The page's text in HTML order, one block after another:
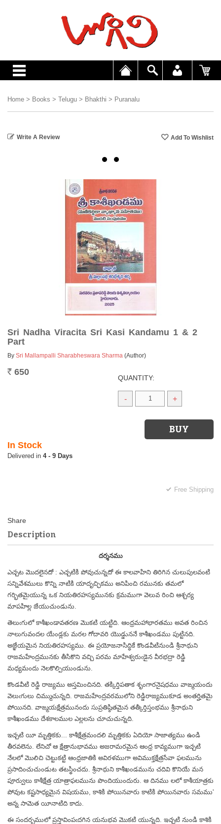
Home > Books > Telugu > Bhakthi > Puranalu
Write A Review
Sri Nadha Viracita Sri Kasi Kandamu 1 & 2
Part
By Sri Mallampalli Sharabheswara Sharma (Author)
Rs. 650
QUANTITY:
- +
In Stock
4 - 9 Days
Free Shipping
Description
దర్శనము
ఎచ్చట మొదలైనదో : ఎచ్చటికి పోవుచున్నదో ఈ కాలవాహిని తిరిగిన చులుపులవంటి
సన్నివేశములు కొన్ని నాటికి యాదృచ్ఛికము అనిపించి రమునకు తమలో
గర్భితమైయున్న ఒక నియతిరహస్యమునకు క్రమముగా వెలువ రించి ఆశ్చర్య
మాపహిల్ల జేయుచుండును.
తెలుఁగులో కాశీఖండావతరణ మొకటి యట్టిది. ఆంధ్రమహాభారతము అవత రించిన
నాలుగువందల యేండ్లకు మరల గోదావరి యొడ్డుననే కాశీఖండము పుట్టినది.
అజ్ఞేయమైన నియతిరహస్యము. ఈ ప్రయోజనాసిద్ధికే కొండవీటినుండి శ్రీనాథుని
రాజమహేంద్రమునకు తీసికొని వచ్చి పరమ మాహేశ్వరుఁడైన వీరభద్రా రెడ్డి
మధ్యమందు నెలకొల్పియుండును.
కొండవీటి రెడ్డి రాజ్యము అస్తమించినది. తక్కిర్తిపతాక శృంగారనైషధము వాఙ్మయందు
వెలుఁగులు చిమ్ముచున్నది. రాజమహేంద్రవరములోని రెడ్డిరాజ్యముకూడ అంతర్హితమై
పోయినది. వాఙ్మయక్షేత్రమునందు సుప్రతిష్ఠితమైన తత్కీర్తిస్తంభము శ్రీనాథుని
కాశీఖండము దేశకాలముల ఎల్లలను చూచుచున్నది.
ఇచ్చటి యీ మృత్తికకు... కాశీక్షేత్రమందలి మృత్తికకు ఏదియో సాజాత్యము ఉండి
తీరవలెను. లేనిచో ఆ క్షేత్రానుభావము అజరామరమైన ఆంధ్ర కావ్యముగా ఇచ్చటి
నేలలో మొలిచి చెట్టుకట్టి ఆంధ్రజాతికి అవిరళముగా అవిముక్తక్షేత్రసేవా ఫలమును
ప్రసాదించుచుండుట తటస్థించదు. శ్రీనాథుని కాశీఖండమును చదివి కొనియే మన
పూర్వులు కాశీక్షేత్ర యాత్రాఫలమును పొందియుందురు. ఆ దినము లలో కాశీయాత్రకు
పోవుట కష్టసాధ్యమైన విషయము, కాశికి పోయినవారు కాటికి పోయినవారు సమము'
అన్న సామెత యీనాటిది కాదు.
ఈ సందర్భములో ప్రస్తావింపఁదగిన యనుభవ మొకటి యున్నది. ఇచ్చటి నుండి కాశికి